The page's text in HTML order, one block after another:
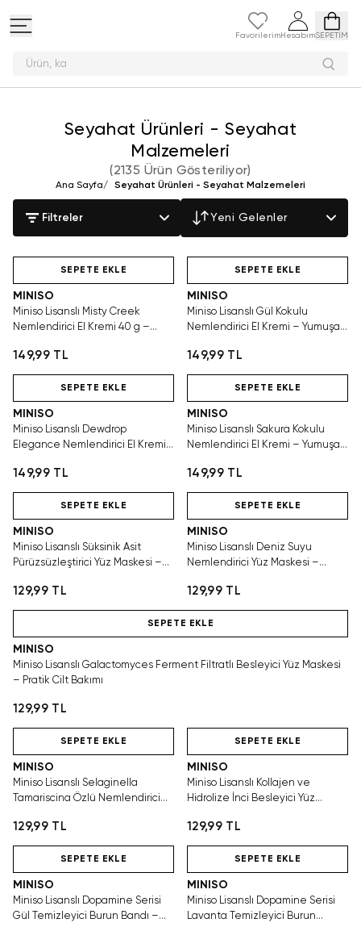
Favorilerim HesabımSEPETİM
Peluş
Seyahat Ürünleri - Seyahat
Malzemeleri
(2135 Ürün Gösteriliyor)
Ana Sayfa/ Seyahat Ürünleri - Seyahat Malzemeleri
Filtreler Yeni Gelenler
SEPETE EKLE
MINISO
Miniso Lisanslı Misty Creek
Nemlendirici El Kremi 40 g –
149,99 TL
SEPETE EKLE
MINISO
Miniso Lisanslı Gül Kokulu
Nemlendirici El Kremi – Yumuşak
149,99 TL
SEPETE EKLE
MINISO
Miniso Lisanslı Dewdrop
Elegance Nemlendirici El Kremi
149,99 TL
SEPETE EKLE
MINISO
Miniso Lisanslı Sakura Kokulu
Nemlendirici El Kremi – Yumuşak
149,99 TL
SEPETE EKLE
MINISO
Miniso Lisanslı Süksinik Asit
Pürüzsüzleştirici Yüz Maskesi –
129,99 TL
SEPETE EKLE
MINISO
Miniso Lisanslı Deniz Suyu
Nemlendirici Yüz Maskesi –
129,99 TL
SEPETE EKLE
MINISO
Miniso Lisanslı Galactomyces Ferment Filtratlı Besleyici Yüz Maskesi
– Pratik Cilt Bakımı
129,99 TL
SEPETE EKLE
MINISO
Miniso Lisanslı Selaginella
Tamariscina Özlü Nemlendirici
Bakım
129,99 TL
SEPETE EKLE
MINISO
Miniso Lisanslı Kollajen ve
Hidrolize İnci Besleyici Yüz
129,99 TL
SEPETE EKLE
MINISO
Miniso Lisanslı Dopamine Serisi
Gül Temizleyici Burun Bandı –
SEPETE EKLE
MINISO
Miniso Lisanslı Dopamine Serisi
Lavanta Temizleyici Burun